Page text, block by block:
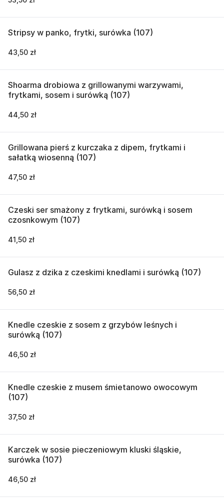
Stripsy w panko, frytki, surówka (107)
43,50 zł
Shoarma drobiowa z grillowanymi warzywami,
frytkami, sosem i surówką (107)
44,50 zł
Grillowana pierś z kurczaka z dipem, frytkami i
sałatką wiosenną (107)
47,50 zł
Czeski ser smażony z frytkami, surówką i sosem
czosnkowym (107)
41,50 zł
Gulasz z dzika z czeskimi knedlami i surówką (107)
56,50 zł
Knedle czeskie z sosem z grzybów leśnych i
surówką (107)
46,50 zł
Knedle czeskie z musem śmietanowo owocowym
(107)
37,50 zł
Karczek w sosie pieczeniowym kluski śląskie,
surówka (107)
46,50 zł